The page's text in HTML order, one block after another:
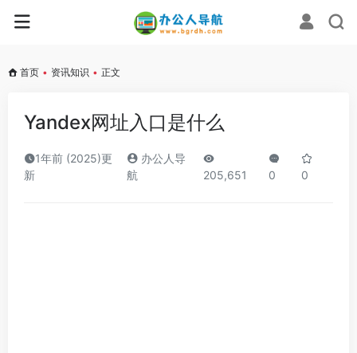
首页 • 资讯知识 • 正文
Yandex网址入口是什么
1年前 (2025)更
新
办公人导
航
205,651 0 0